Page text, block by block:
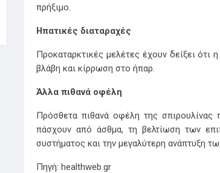
πρήξιμο.
Ηπατικές διαταραχές
Προκαταρκτικές μελέτες έχουν δείξει ότι
βλάβη και κίρρωση στο ήπαρ.
Άλλα πιθανά οφέλη
Πρόσθετα πιθανά οφέλη της σπιρουλίνας
πάσχουν από άσθμα, τη βελτίωση των
συστήματος και την μεγαλύτερη ανάπτυξη
Πηγή: healthweb.gr